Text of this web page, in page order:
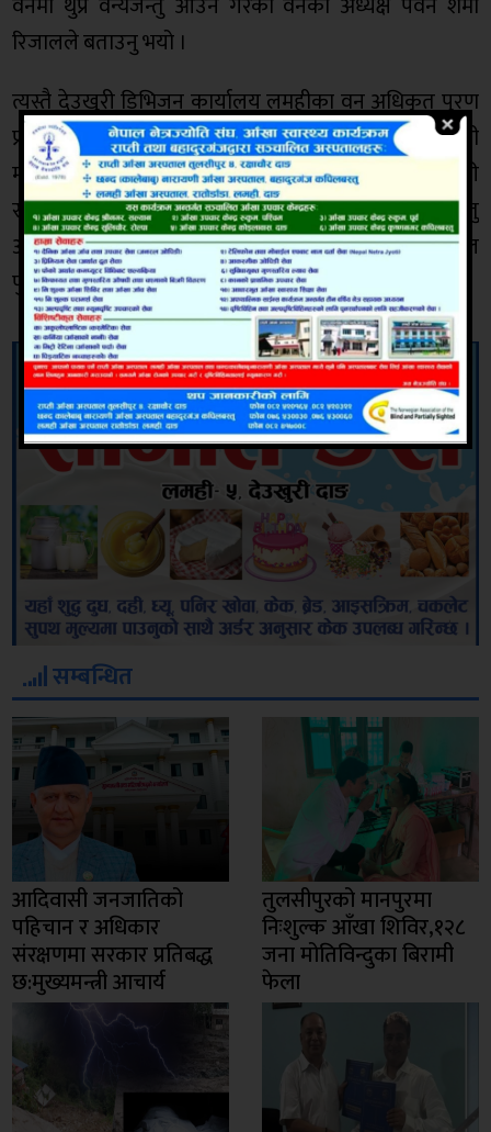
रिजालले बताउनु भयो ।
त्यस्तै देउखुरी डिभिजन कार्यालय लमहीका वन अधिकृत पुरण
प्रसाद चौधरी, रण सिंह दल गण अर्जुन खोला लमहीका सेनानी
मनोज थापा, सहायक वन अधिकृत छोटेलाल चौधरी, अजम्बरी
सामुदायिक वनका अध्यक्ष पवन शर्मा रिजाल, वन्यजन्तु
अनुशन्धानकर्मी चिरञ्जीवी खनाल लगायतको टोली घटना स्थल
पुगेर उक्त हुँडारको उद्दार गरेको थियो ।
सम्बन्धित
आदिवासी जनजातिको
पहिचान र अधिकार
संरक्षणमा सरकार प्रतिबद्ध
छ:मुख्यमन्त्री आचार्य
तुलसीपुरको मानपुरमा
निःशुल्क आँखा शिविर,१२८
जना मोतिविन्दुका बिरामी
फेला